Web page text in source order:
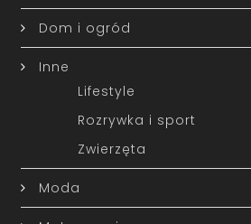
Dom i ogród
Inne
Lifestyle
Rozrywka i sport
Zwierzęta
Moda